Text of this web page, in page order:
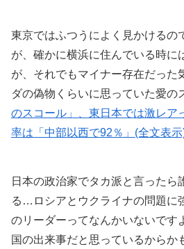
東京ではふつうによく見かけるの
が、確かに横浜に住んでいる時に
が、それでもマイナー存在だっ
ダの偽物くらいに思っていた愛の
のスコール」、東日本では激レ
率は「中部以西で92％」(全文表
日本の政治家でタカ派と言ったら
る…ロシアとウクライナの問題に
のリーダーってなんかいないです
国の出来事だと思っているからか